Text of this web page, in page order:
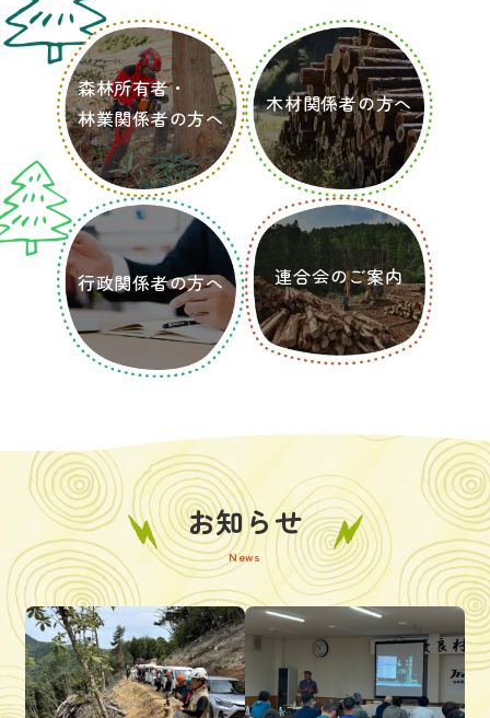
森林所有者・
林業関係者の方へ
木材関係者の方へ
行政関係者の方へ 連合会のご案内
お知らせ
News